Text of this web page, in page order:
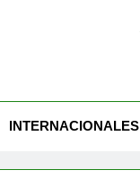
INTERNACIONALES